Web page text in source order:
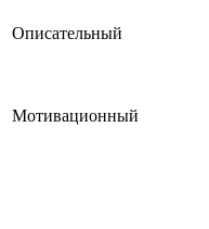
Описательный
Мотивационный